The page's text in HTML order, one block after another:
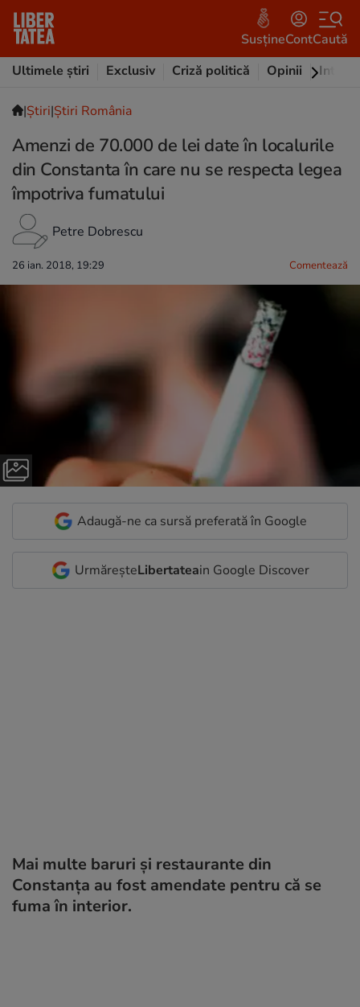
SusțineContCaută
Ultimele știri
Exclusiv Criză politică Opinii
|Ştiri|Știri România
Amenzi de 70.000 de lei date în localurile
din Constanta în care nu se respecta legea
împotriva fumatului
Petre Dobrescu
26 ian. 2018, 19:29 Comentează
Adaugă-ne ca sursă preferată în Google
UrmăreșteLibertateain Google Discover
Mai multe baruri și restaurante din
Constanța au fost amendate pentru că se
fuma în interior.